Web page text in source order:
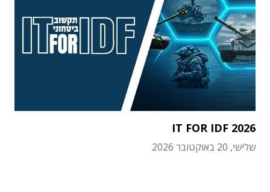
IT FOR IDF 2026
שלישי, 20 באוקטובר 2026